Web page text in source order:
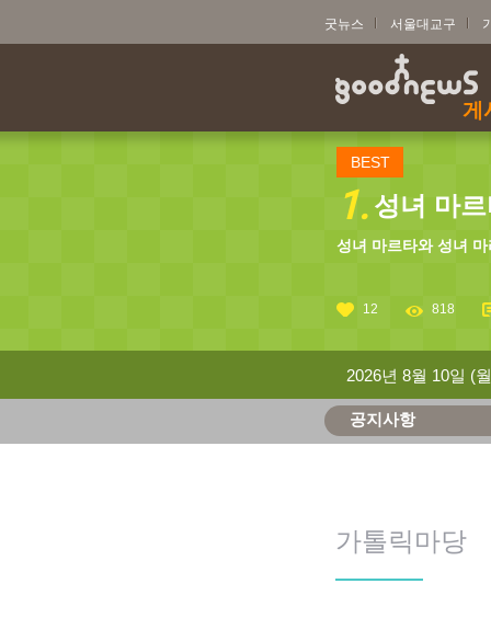
굿뉴스 서울대교구
게
BEST
1. 성녀 마
성녀 마르타와 성녀
12 818
2026년 8월 10일 (
공지사항
가톨릭마당